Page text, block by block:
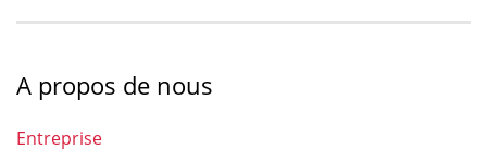
A propos de nous
Entreprise